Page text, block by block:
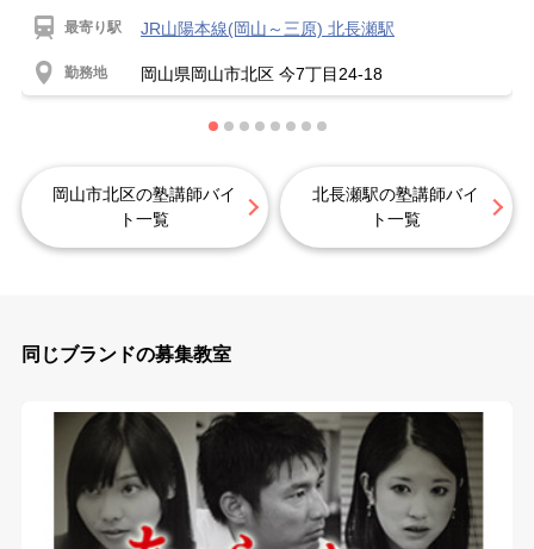
最寄り駅 JR山陽本線(岡山～三原) 北長瀬駅
勤務地 岡山県岡山市北区 今7丁目24-18
岡山市北区の塾講師バイ
ト一覧
北長瀬駅の塾講師バイ
ト一覧
同じブランドの募集教室